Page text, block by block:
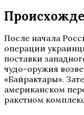
После начала
операции
поставки
чудо-оружия
«Байрактары».
американском
ракетном